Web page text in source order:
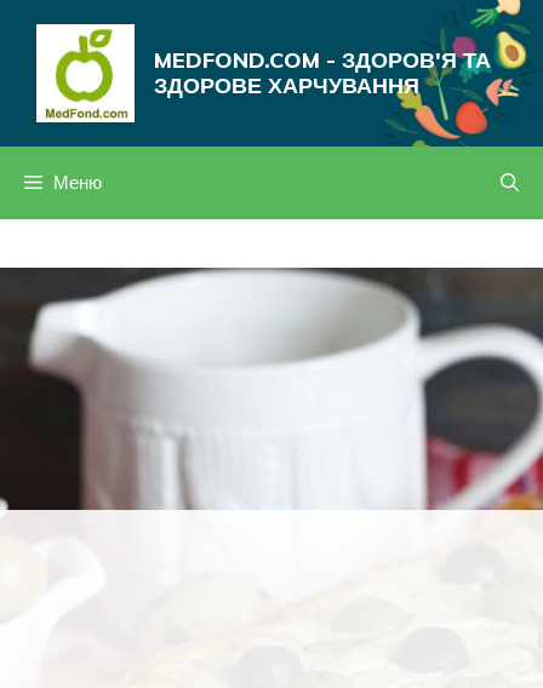
MEDFOND.COM - ЗДОРОВ'Я ТА
ЗДОРОВЕ ХАРЧУВАННЯ
Меню